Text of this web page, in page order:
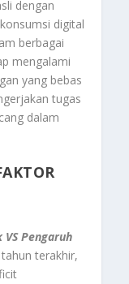
dengan
digital
berbagai
mengalami
yang bebas
tugas
dalam
Pengaruh
terakhir,